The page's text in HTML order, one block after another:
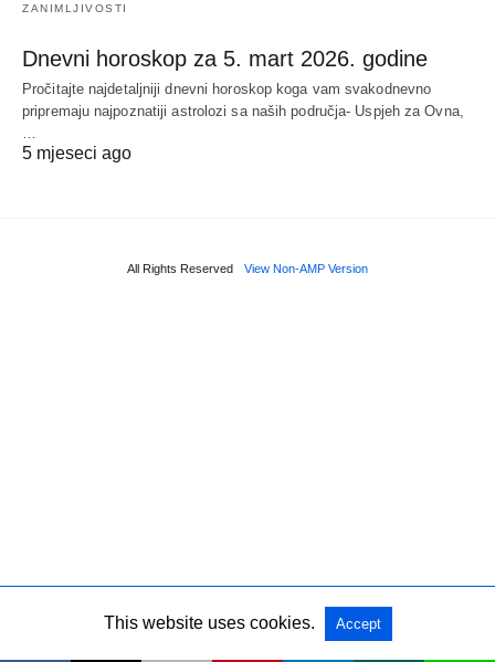
ZANIMLJIVOSTI
Dnevni horoskop za 5. mart 2026. godine
Pročitajte najdetaljniji dnevni horoskop koga vam svakodnevno
pripremaju najpoznatiji astrolozi sa naših područja- Uspjeh za Ovna,
5 mjeseci ago
All Rights Reserved View Non-AMP Version
This website uses cookies. Accept